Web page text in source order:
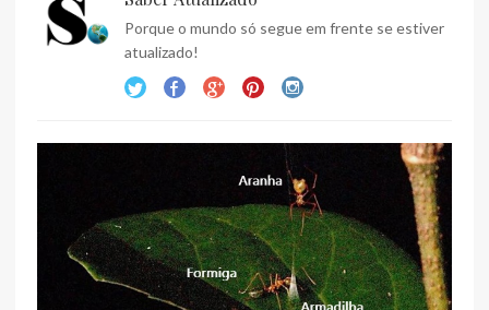
Porque o mundo só segue em frente se estiver
atualizado!